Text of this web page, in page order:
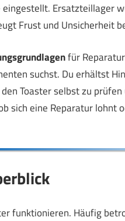
Ersatzteillager
Frust und Unsicherheit
für
suchst. Du erhältst
Toaster selbst zu
sich eine Reparatur lohnt
funktionieren. Häufig